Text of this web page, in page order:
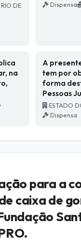
DE
Dispensa
na
A
tem por
forma
Pessoas
ESTADO
Dispensa
para a
caixa de